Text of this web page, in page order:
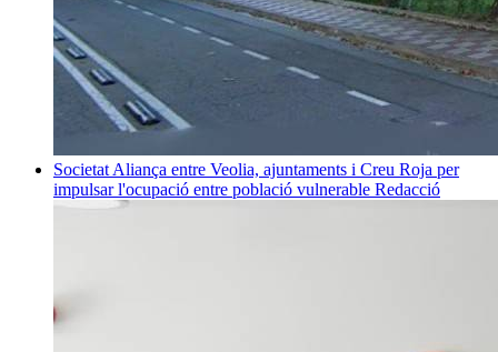
Societat Aliança entre Veolia, ajuntaments i Creu Roja per
impulsar l'ocupació entre població vulnerable Redacció